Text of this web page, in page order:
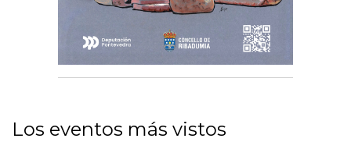
Los eventos más vistos